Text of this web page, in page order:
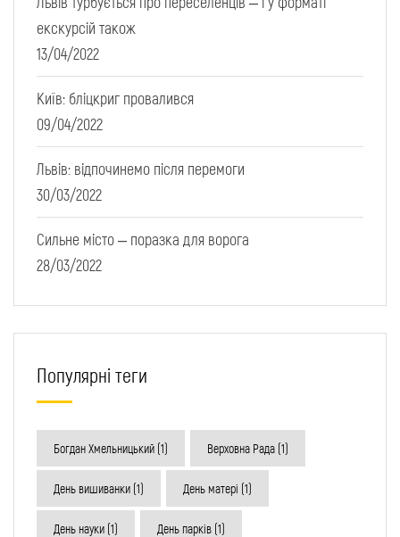
екскурсій також
13/04/2022
Київ: бліцкриг провалився
09/04/2022
Львів: відпочинемо після перемоги
30/03/2022
Сильне місто – поразка для ворога
28/03/2022
Популярні теги
Богдан Хмельницький (1) Верховна Рада (1)
День вишиванки (1) День матері (1)
День науки (1) День парків (1)